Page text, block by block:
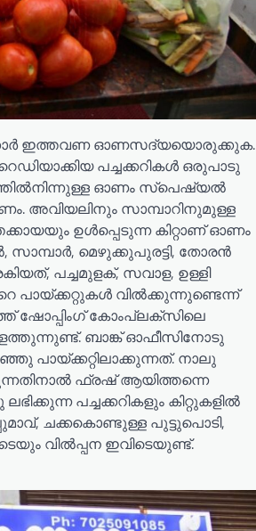
ഇത്തവണ ഓണസദ്യയൊരുക്കുക.
പച്ചക്കറികൾ ഒരുപാടു
ഓണം സ്പെഷ്യൽ
അവിയലിനും സാമ്പാറിനുമുള്ള
ഉൾപ്പെടുന്ന കിറ്റാണ് ഓണം
മെഴുക്കുപുരട്ടി, തോരൻ
പച്ചമുളക്, സവാള, ഉള്ളി
പായ്ക്കറ്റുകൾ വിൽക്കുന്നുണ്ടെന്ന്
ഷോപ്പിംഗ് കോംപ്ലക്സിലെ
ബാങ്ക് ഓഫീസിനോടു
പായ്ക്കറ്റിലാക്കുന്നത്. നാലു
ഫ്രഷ് ആയിത്തന്നെ
പച്ചക്കറികളും കിറ്റുകളിൽ
ചക്കകൊണ്ടുള്ള പുട്ടുപൊടി,
വിൽപ്പന ഇവിടെയുണ്ട്.